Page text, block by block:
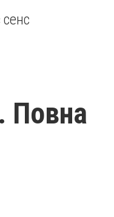
Повна